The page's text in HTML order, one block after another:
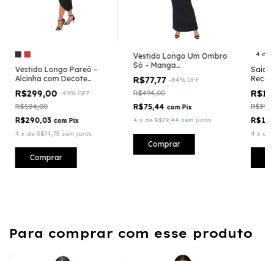
Vestido Longo Pareô –
Alcinha com Decote
R$299,00 -49% OFF
R$584,00
R$290,03 com Pix
4 x de R$74,75 sem juros
Comprar
Vestido Longo Um Ombro
Só – Manga
R$77,77 -84% OFF
R$494,00
R$75,44 com Pix
4 x de R$19,44 sem juros
Comprar
4
Saia
4 x de
Para comprar com esse produto